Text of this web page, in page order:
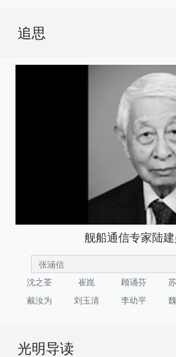
追思
舰船通信专家陆
沈之荃 崔崑 顾诵芬
戴汝为
刘玉清 李幼平
光明导读